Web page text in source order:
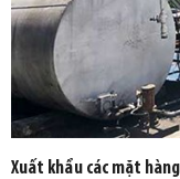
Xuất khẩu các mặt